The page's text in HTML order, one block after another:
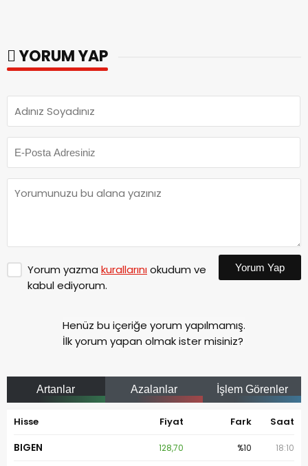
YORUM YAP
Yorum yazma kurallarınıokudum ve
kabul ediyorum.
Yorum Yap
Henüz bu içeriğe yorum yapılmamış.
İlk yorum yapan olmak ister misiniz?
Artanlar Azalanlar İşlem Görenler
Hisse Fiyat Fark Saat
BIGEN 128,70 %10 18:10